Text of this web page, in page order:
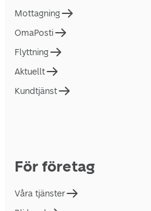
Mottagning
OmaPosti
Flyttning
Aktuellt
Kundtjänst
För företag
Våra tjänster